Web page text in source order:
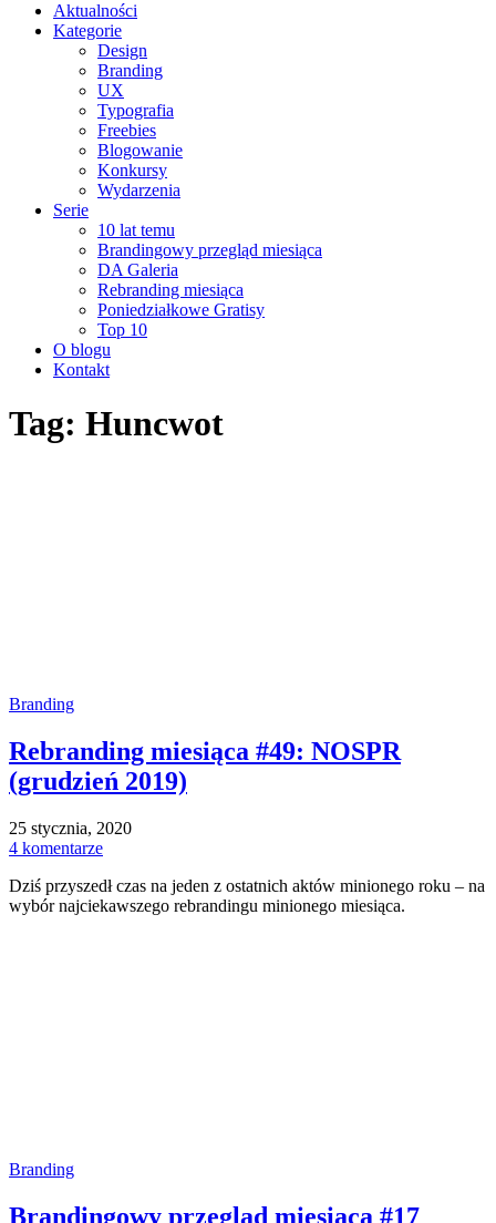
Aktualności
Kategorie
Design
Branding
UX
Typografia
Freebies
Blogowanie
Konkursy
Wydarzenia
Serie
10 lat temu
Brandingowy przegląd miesiąca
DA Galeria
Rebranding miesiąca
Poniedziałkowe Gratisy
Top 10
O blogu
Kontakt
Tag: Huncwot
Branding
Rebranding miesiąca #49: NOSPR
(grudzień 2019)
25 stycznia, 2020
4 komentarze
Dziś przyszedł czas na jeden z ostatnich aktów minionego roku – na
wybór najciekawszego rebrandingu minionego miesiąca.
Branding
Brandingowy przegląd miesiąca #17